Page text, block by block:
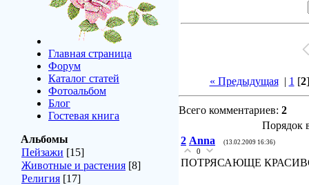
Главная страница
Форум
Каталог статей
Фотоальбом
Блог
Гостевая книга
Альбомы
Пейзажи [15]
Животные и растения [8]
Религия [17]
« Предыдущая| 1 [2
Всего комментариев: 2
Порядок
2 Anna (13.02.2009 16:36)
0
ПОТРЯСАЮЩЕ